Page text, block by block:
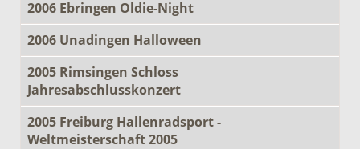
2006 Ebringen Oldie-Night
2006 Unadingen Halloween
2005 Rimsingen Schloss
Jahresabschlusskonzert
2005 Freiburg Hallenradsport -
Weltmeisterschaft 2005